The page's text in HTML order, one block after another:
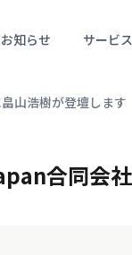
お知らせ サービス
山浩樹が登壇します
合同会